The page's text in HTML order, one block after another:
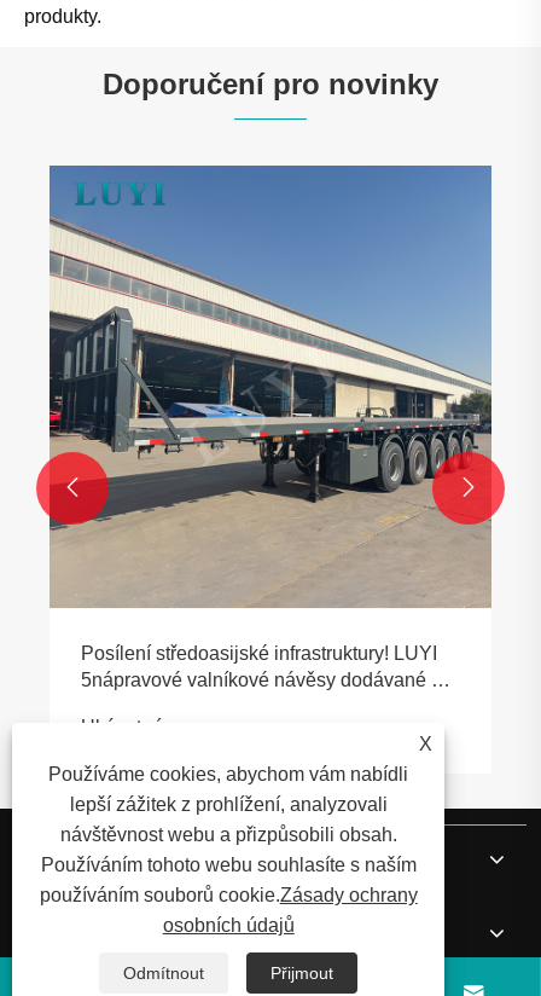
produkty.
Doporučení pro novinky
Posílení středoasijské infrastruktury! LUYI
5nápravové valníkové návěsy dodávané do
Ukázat více >>
 
O nás
X
Používáme cookies, abychom vám nabídli
lepší zážitek z prohlížení, analyzovali
návštěvnost webu a přizpůsobili obsah.
Používáním tohoto webu souhlasíte s naším
používáním souborů cookie.Zásady ochrany
osobních údajů
Odmítnout Přijmout